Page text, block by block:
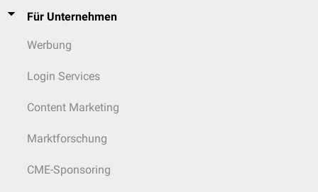
Für Unternehmen
Werbung
Login Services
Content Marketing
Marktforschung
CME-Sponsoring